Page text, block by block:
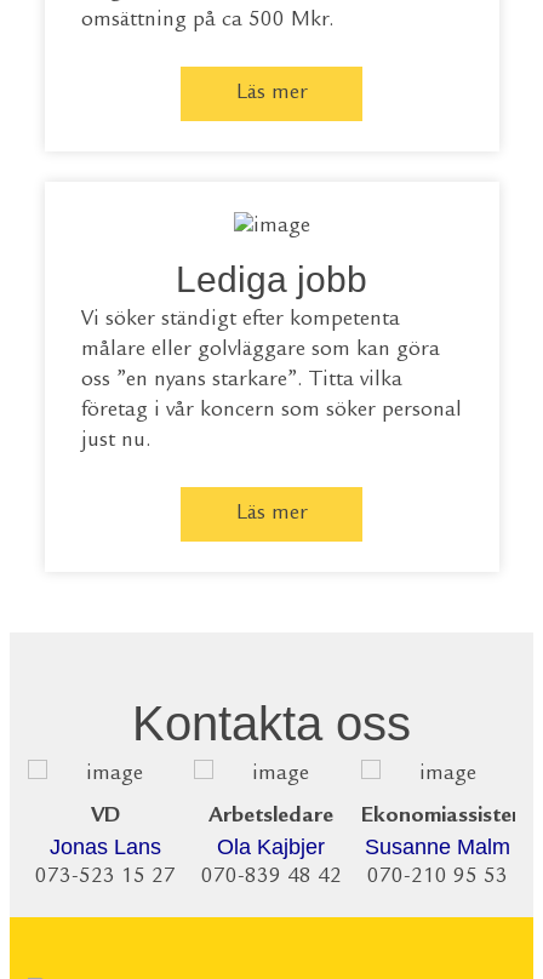
omsättning på ca 500 Mkr.
Läs mer
Lediga jobb
Vi söker ständigt efter kompetenta
målare eller golvläggare som kan göra
oss ”en nyans starkare”. Titta vilka
företag i vår koncern som söker personal
just nu.
Läs mer
Kontakta oss
VD
Jonas Lans
073-523 15 27
Arbetsledare
Ola Kajbjer
070-839 48 42
Ekonomiassistent
Susanne Malm
070-210 95 53